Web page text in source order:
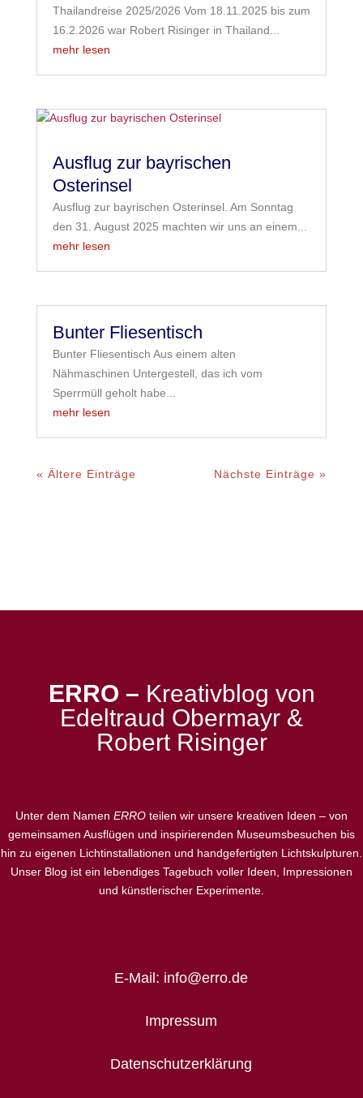
Thailandreise 2025/2026 Vom 18.11.2025 bis zum
16.2.2026 war Robert Risinger in Thailand...
mehr lesen
Ausflug zur bayrischen
Osterinsel
Ausflug zur bayrischen Osterinsel. Am Sonntag
den 31. August 2025 machten wir uns an einem...
mehr lesen
Bunter Fliesentisch
Bunter Fliesentisch Aus einem alten
Nähmaschinen Untergestell, das ich vom
Sperrmüll geholt habe...
mehr lesen
« Ältere Einträge Nächste Einträge »
ERRO – Kreativblog von
Edeltraud Obermayr &
Robert Risinger
Unter dem Namen ERRO teilen wir unsere kreativen Ideen – von
gemeinsamen Ausflügen und inspirierenden Museumsbesuchen bis
hin zu eigenen Lichtinstallationen und handgefertigten Lichtskulpturen.
Unser Blog ist ein lebendiges Tagebuch voller Ideen, Impressionen
und künstlerischer Experimente.
E-Mail: info@erro.de
Impressum
Datenschutzerklärung